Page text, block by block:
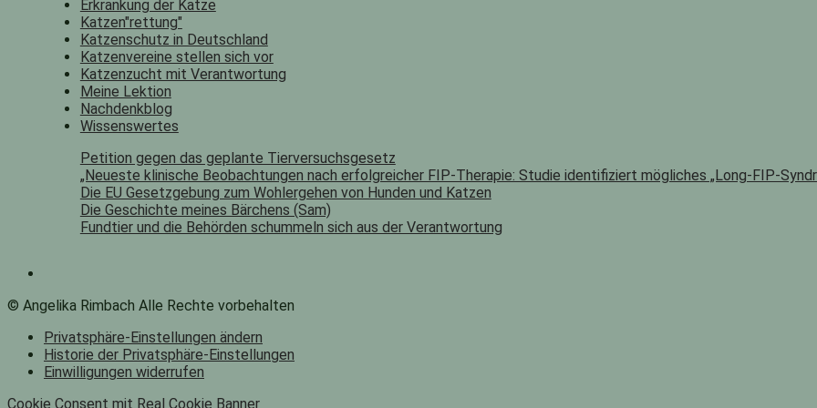
Erkrankung der Katze
Katzen"rettung"
Katzenschutz in Deutschland
Katzenvereine stellen sich vor
Katzenzucht mit Verantwortung
Meine Lektion
Nachdenkblog
Wissenswertes
Petition gegen das geplante Tierversuchsgesetz
„Neueste klinische Beobachtungen nach erfolgreicher FIP-Therapie: Studie identifiziert mögliches „Long-FIP-
Die EU Gesetzgebung zum Wohlergehen von Hunden und Katzen
Die Geschichte meines Bärchens (Sam)
Fundtier und die Behörden schummeln sich aus der Verantwortung
© Angelika Rimbach Alle Rechte vorbehalten
Privatsphäre-Einstellungen ändern
Historie der Privatsphäre-Einstellungen
Einwilligungen widerrufen
Cookie Consent mit Real Cookie Banner